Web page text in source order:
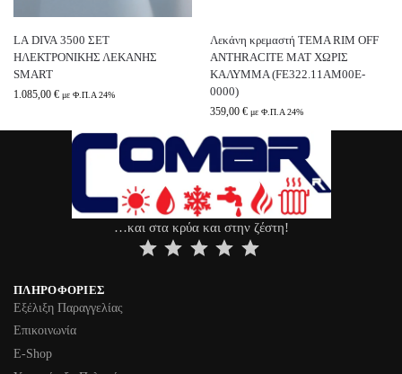
LA DIVA 3500 ΣΕΤ
ΗΛΕΚΤΡΟΝΙΚΗΣ ΛΕΚΑΝΗΣ
SMART
1.085,00 € με Φ.Π.Α 24%
Λεκάνη κρεμαστή TEMA RIM OFF
ANTHRACITE MAT ΧΩΡΙΣ
ΚΑΛΥΜΜΑ (FE322.11AM00E-
0000)
359,00 € με Φ.Π.Α 24%
…και στα κρύα και στην ζέστη!
ΠΛΗΡΟΦΟΡΊΕΣ
Εξέλιξη Παραγγελίας
Επικοινωνία
Ε-Shop